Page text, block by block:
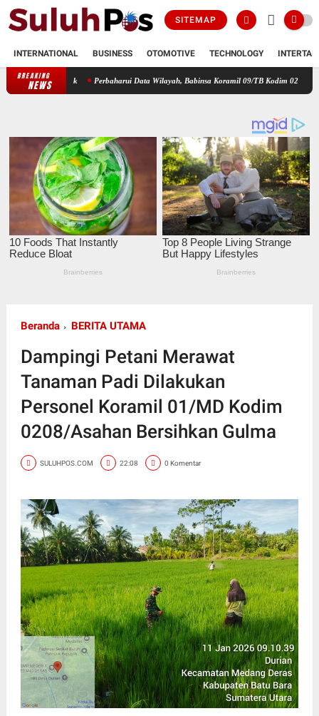
SITEMAP
INTERNATIONAL BUSINESS OTOMOTIVE TECHNOLOGY
BREAKING
NEWSPerbaharui Data Wilayah, Babinsa Koramil 09/TB Kodim 0208/Asahan Gelar
Beranda BERITA UTAMA
Dampingi Petani Merawat
Tanaman Padi Dilakukan
Personel Koramil 01/MD Kodim
0208/Asahan Bersihkan Gulma
SULUHPOS.COM 22:08 0 Komentar